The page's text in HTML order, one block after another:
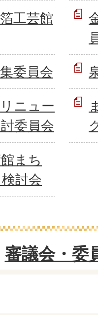
工芸館
委員会
ニュー
委員会
まち
討会
審議会・委